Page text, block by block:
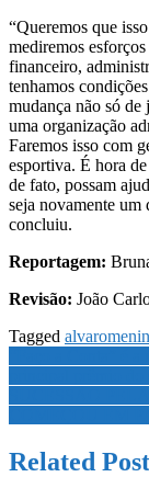
“Queremos que
mediremos
financeiro,
tenhamos
mudança não só de
uma organização
Faremos isso com
esportiva. É hora de
de fato, possam
seja novamente um
concluiu.
Reportagem:
Revisão: João
Tagged
Navegação
de
Post
Related